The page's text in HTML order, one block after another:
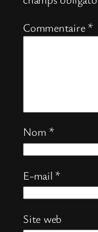
Commentaire *
Nom *
E-mail *
Site web